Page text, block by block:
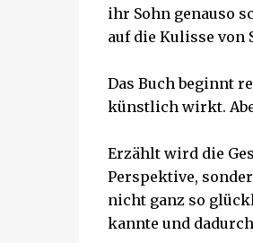
ihr Sohn genauso
auf die Kulisse von
Das Buch beginnt
künstlich wirkt.
Erzählt wird die
Perspektive,
nicht ganz so
kannte und